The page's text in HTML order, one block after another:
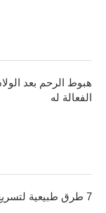
هبوط الرحم بعد
الفعالة له
7 طرق طبيعية لتسريع عملية المخاض